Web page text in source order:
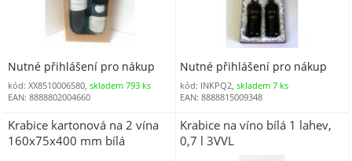
Nutné přihlášení pro nákup
kód: XX8510006580, skladem 793 ks
EAN: 8888802004660
Nutné přihlášení pro nákup
kód: INKPQ2,skladem 7 ks
EAN: 8888815009348
Krabice kartonová na 2 vína
160x75x400 mm bílá
Krabice na víno bílá 1 lahev,
0,7 l 3VVL